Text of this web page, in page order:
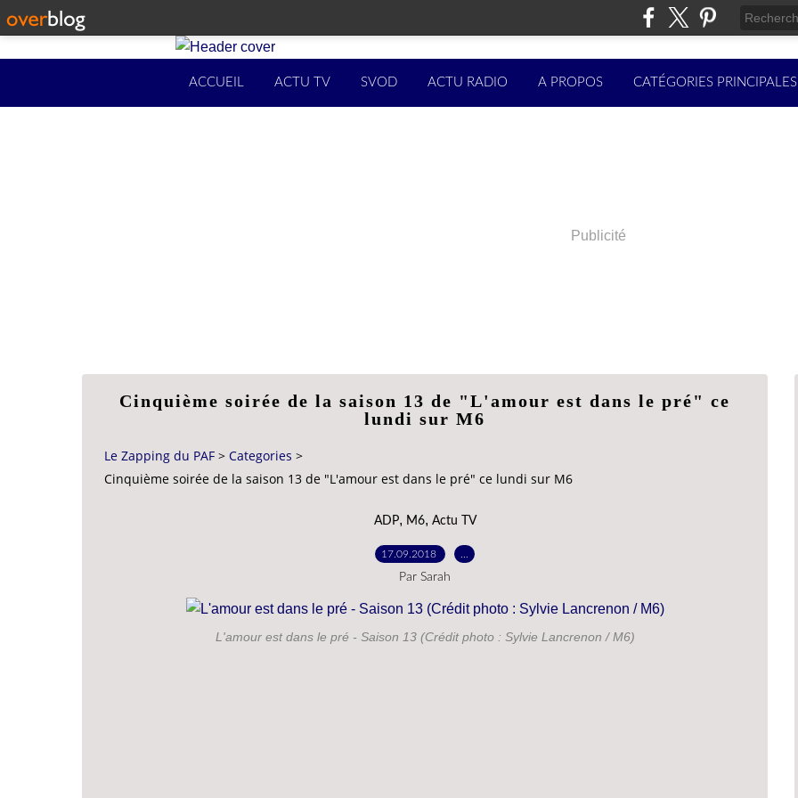
ACCUEIL ACTU TV SVOD ACTU RADIO A PROPOS CATÉGORIES PRINCIPALES
Publicité
Cinquième soirée de la saison 13 de "L'amour est dans le pré" ce
lundi sur M6
Le Zapping du PAF > Categories >
Cinquième soirée de la saison 13 de "L'amour est dans le pré" ce lundi sur M6
ADP, M6, Actu TV
17.09.2018
Par Sarah
L'amour est dans le pré - Saison 13 (Crédit photo : Sylvie Lancrenon / M6)